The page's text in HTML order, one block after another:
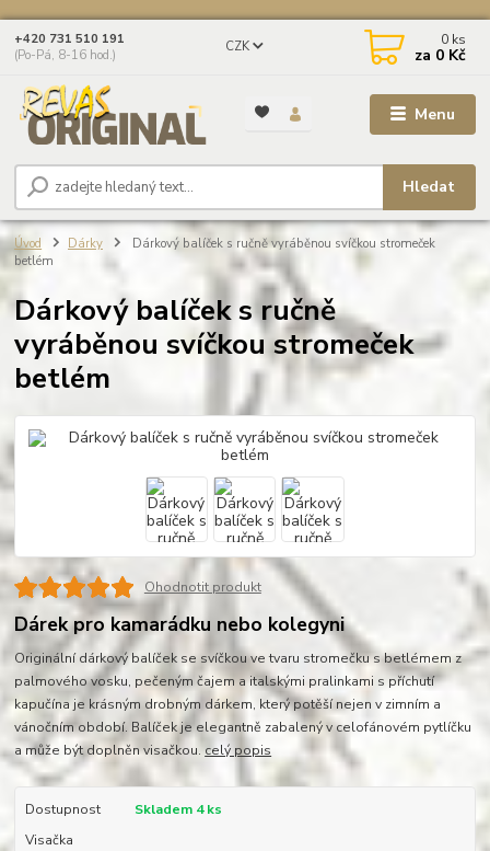
Menu
CZK
Hledat
+420 731 510 191
(Po-Pá, 8-16 hod.)
0 ks
za 0 Kč
Úvod Dárky
Dárkový balíček s ručně vyráběnou svíčkou stromeček
betlém
Dárkový balíček s ručně
vyráběnou svíčkou stromeček
betlém
Ohodnotit produkt
Dárek pro kamarádku nebo kolegyni
Originální dárkový balíček se svíčkou ve tvaru stromečku s betlémem z
palmového vosku, pečeným čajem a italskými pralinkami s příchutí
kapučína je krásným drobným dárkem, který potěší nejen v zimním a
vánočním období. Balíček je elegantně zabalený v celofánovém pytlíčku
a může být doplněn visačkou.celý popis
Dostupnost
Skladem 4 ks
Visačka